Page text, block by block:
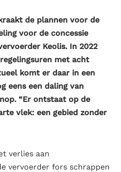
de plannen voor de
voor de concessie
Keolis. In 2022
met acht
komt er daar in een
eens een daling van
“Er ontstaat op de
vlek: een gebied zonder
verlies aan
vervoerder fors schrappen